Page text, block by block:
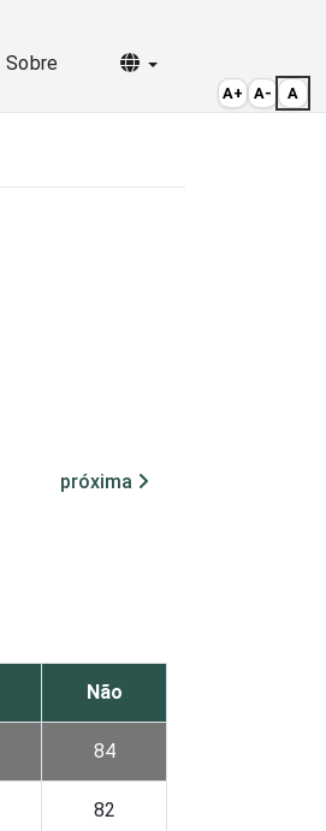
Sobre Selecionar idioma
próxima
Não
84
82
A+ A- A